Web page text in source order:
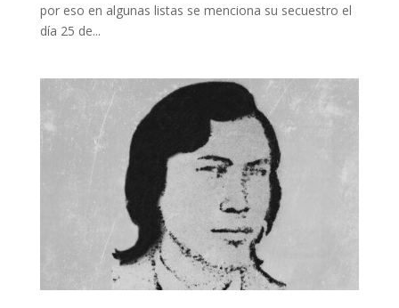
por eso en algunas listas se menciona su secuestro el
día 25 de...